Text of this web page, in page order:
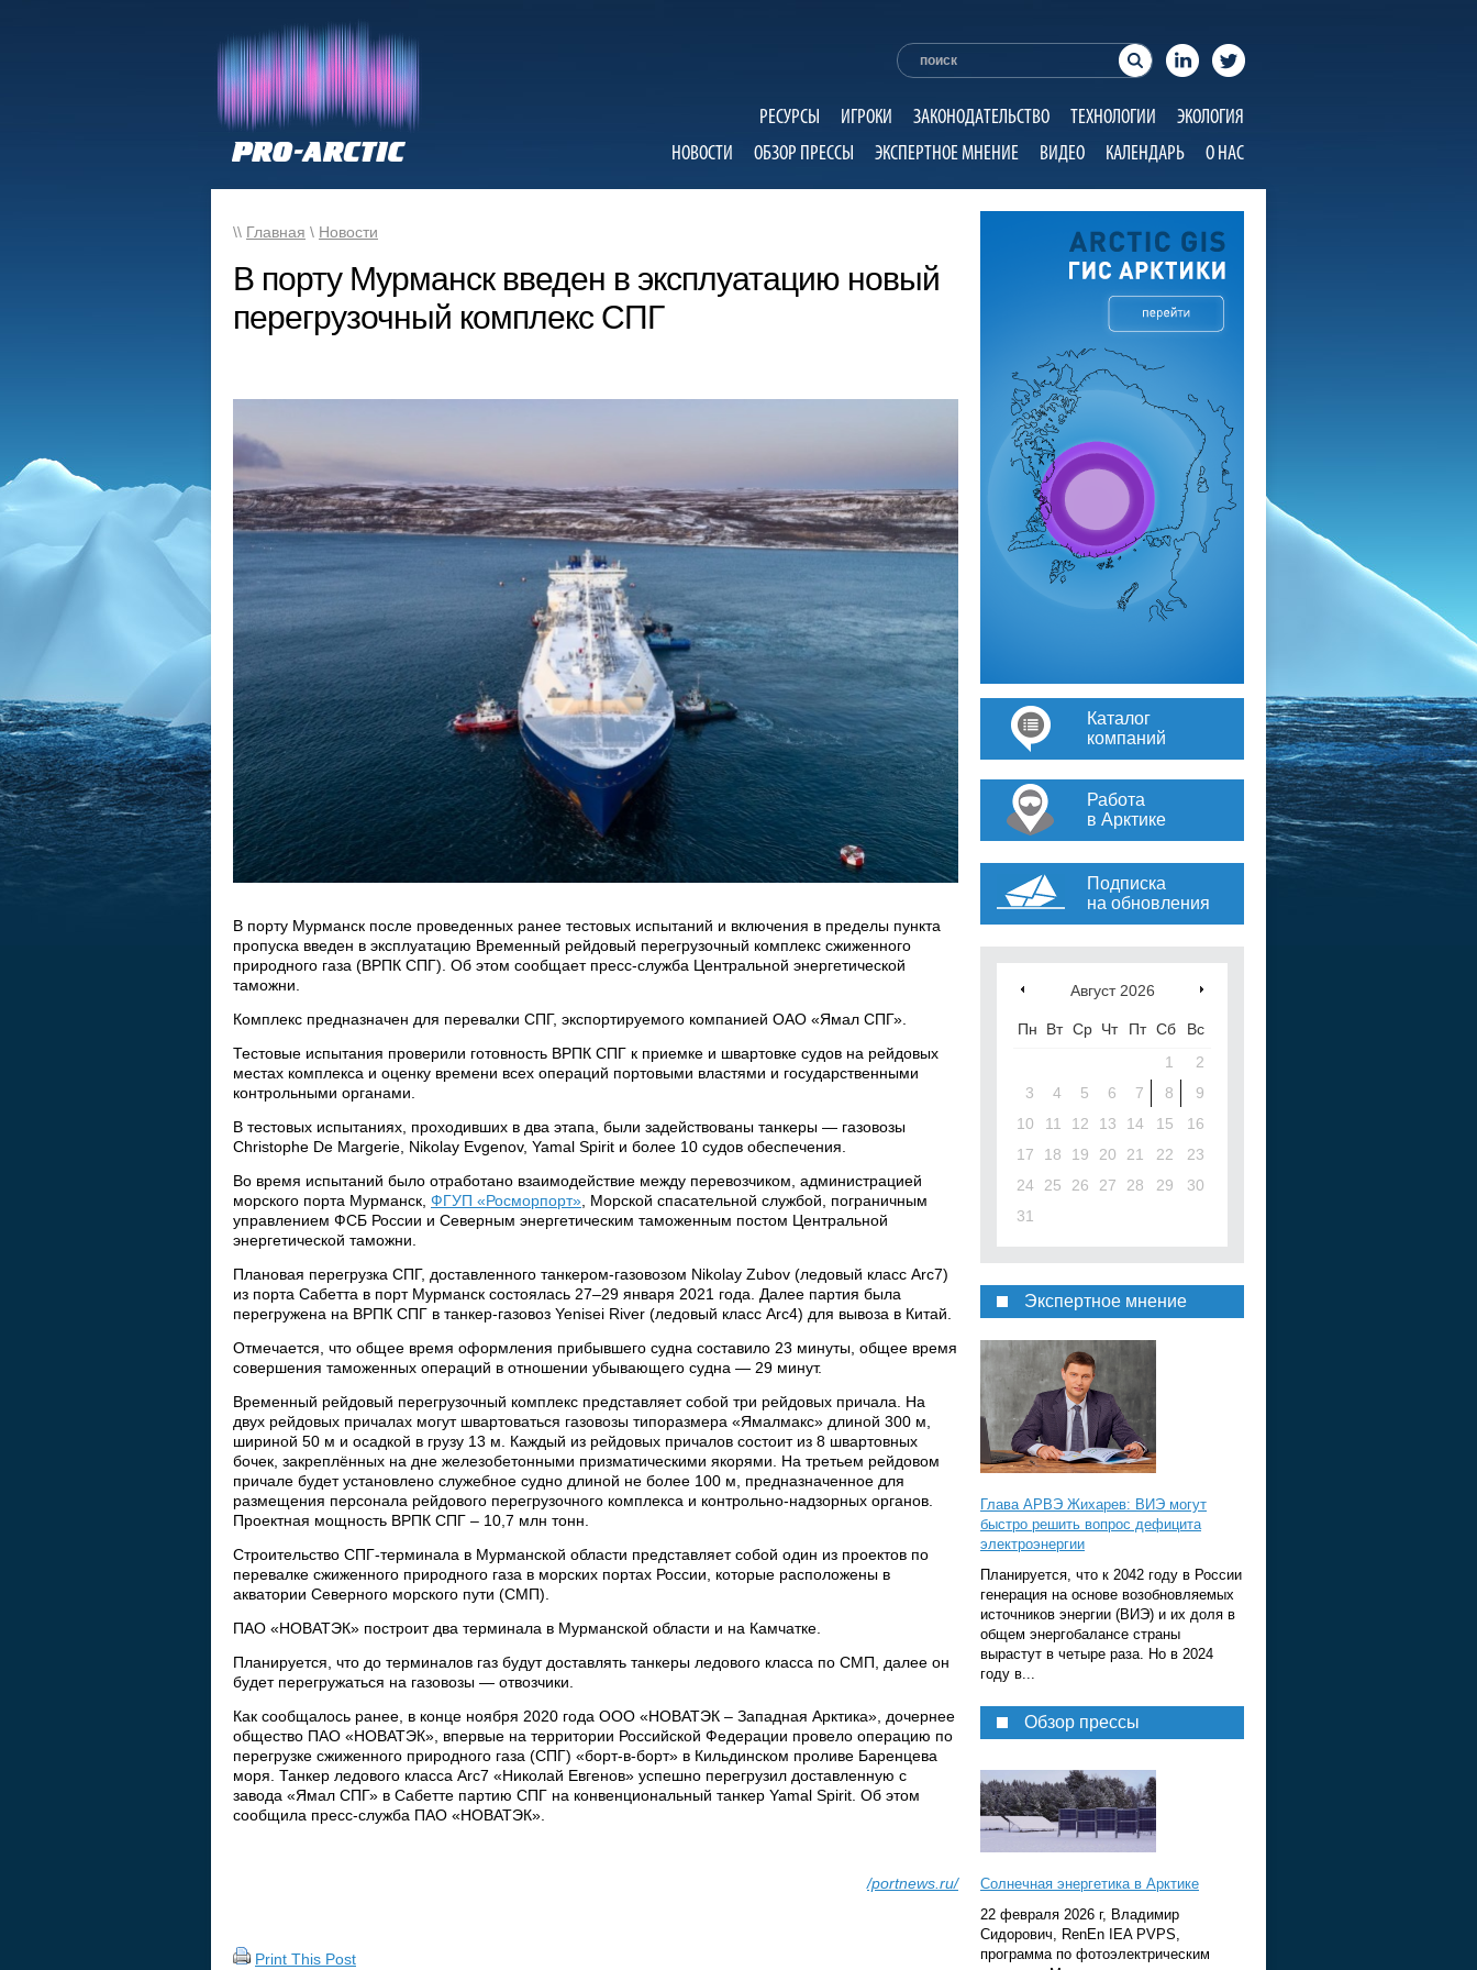
РЕСУРСЫ ИГРОКИ ЗАКОНОДАТЕЛЬСТВО ТЕХНОЛОГИИ
ЭКОЛОГИЯ
НОВОСТИ
ОБЗОР ПРЕССЫ ЭКСПЕРТНОЕ МНЕНИЕ ВИДЕО КАЛЕНДАРЬ О НАС
\\ Главная \ Новости
В порту Мурманск введен в эксплуатацию новый
перегрузочный комплекс СПГ
В порту Мурманск после проведенных ранее тестовых испытаний и включения в пределы пункта
пропуска введен в эксплуатацию Временный рейдовый перегрузочный комплекс сжиженного
природного газа (ВРПК СПГ). Об этом сообщает пресс-служба Центральной энергетической
таможни.
Комплекс предназначен для перевалки СПГ, экспортируемого компанией ОАО «Ямал СПГ».
Тестовые испытания проверили готовность ВРПК СПГ к приемке и швартовке судов на рейдовых
местах комплекса и оценку времени всех операций портовыми властями и государственными
контрольными органами.
В тестовых испытаниях, проходивших в два этапа, были задействованы танкеры — газовозы
Christophe De Margerie, Nikolay Evgenov, Yamal Spirit и более 10 судов обеспечения.
Во время испытаний было отработано взаимодействие между перевозчиком, администрацией
морского порта Мурманск, ФГУП «Росморпорт» , Морской спасательной службой, пограничным
управлением ФСБ России и Северным энергетическим таможенным постом Центральной
энергетической таможни.
Плановая перегрузка СПГ, доставленного танкером-газовозом Nikolay Zubov (ледовый класс Arc7)
из порта Сабетта в порт Мурманск состоялась 27–29 января 2021 года. Далее партия была
перегружена на ВРПК СПГ в танкер-газовоз Yenisei River (ледовый класс Arc4) для вывоза в Китай.
Отмечается, что общее время оформления прибывшего судна составило 23 минуты, общее время
совершения таможенных операций в отношении убывающего судна — 29 минут.
Временный рейдовый перегрузочный комплекс представляет собой три рейдовых причала. На
двух рейдовых причалах могут швартоваться газовозы типоразмера «Ямалмакс» длиной 300 м,
шириной 50 м и осадкой в грузу 13 м. Каждый из рейдовых причалов состоит из 8 швартовных
бочек, закреплённых на дне железобетонными призматическими якорями. На третьем рейдовом
причале будет установлено служебное судно длиной не более 100 м, предназначенное для
размещения персонала рейдового перегрузочного комплекса и контрольно-надзорных органов.
Проектная мощность ВРПК СПГ – 10,7 млн тонн.
Строительство СПГ-терминала в Мурманской области представляет собой один из проектов по
перевалке сжиженного природного газа в морских портах России, которые расположены в
акватории Северного морского пути (СМП).
ПАО «НОВАТЭК» построит два терминала в Мурманской области и на Камчатке.
Планируется, что до терминалов газ будут доставлять танкеры ледового класса по СМП, далее он
будет перегружаться на газовозы — отвозчики.
Как сообщалось ранее, в конце ноября 2020 года ООО «НОВАТЭК – Западная Арктика», дочернее
общество ПАО «НОВАТЭК», впервые на территории Российской Федерации провело операцию по
перегрузке сжиженного природного газа (СПГ) «борт-в-борт» в Кильдинском проливе Баренцева
моря. Танкер ледового класса Arc7 «Николай Евгенов» успешно перегрузил доставленную с
завода «Ямал СПГ» в Сабетте партию СПГ на конвенциональный танкер Yamal Spirit. Об этом
сообщила пресс-служба ПАО «НОВАТЭК».
/portnews.ru/
Print This Post
Каталог
компаний
Работа
в Арктике
Подписка
на обновления
Август 2026
Пн Вт Ср Чт Пт Сб
Вс
1
2
3
4 5 6 7 8
9
10
11 12 13 14 15
16
17
18 19 20 21 22
23
24
25 26 27 28 29
30
31
Экспертное мнение
Глава АРВЭ Жихарев: ВИЭ могут
быстро решить вопрос дефицита
электроэнергии
Планируется, что к 2042 году в России
генерация на основе возобновляемых
источников энергии (ВИЭ) и их доля в
общем энергобалансе страны
вырастут в четыре раза. Но в 2024
году в...
Обзор прессы
Солнечная энергетика в Арктике
22 февраля 2026 г, Владимир
Сидорович, RenEn IEA PVPS,
программа по фотоэлектрическим